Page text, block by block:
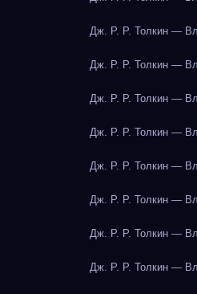
Дж. Р. Р. Толкин —
Дж. Р. Р. Толкин —
Дж. Р. Р. Толкин —
Дж. Р. Р. Толкин —
Дж. Р. Р. Толкин —
Дж. Р. Р. Толкин —
Дж. Р. Р. Толкин —
Дж. Р. Р. Толкин —